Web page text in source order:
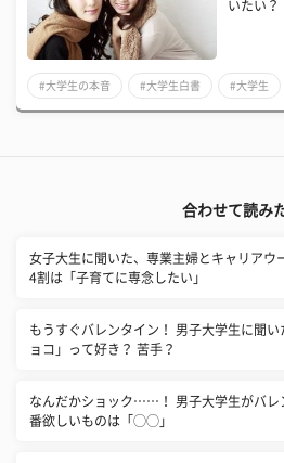
いたい？
#大学生の本音 #大学生白書 #大学生
合わせて読み
女子大生に聞いた、専業主婦とキャリアウ
4割は「子育てに専念したい」
もうすぐバレンタイン！ 男子大学生に聞
ョコ」って好き？ 苦手？
なんだかショック……！ 男子大学生がバレ
番欲しいものは「◯◯」